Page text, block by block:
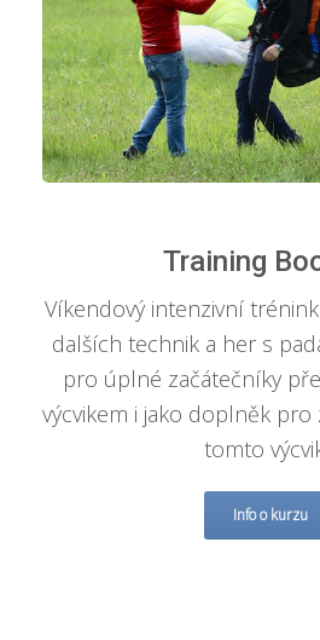
Training
Víkendový intenzivní
dalších technik a her s
pro úplné začátečníky
výcvikem i jako doplněk
tomto
Info o kurzu